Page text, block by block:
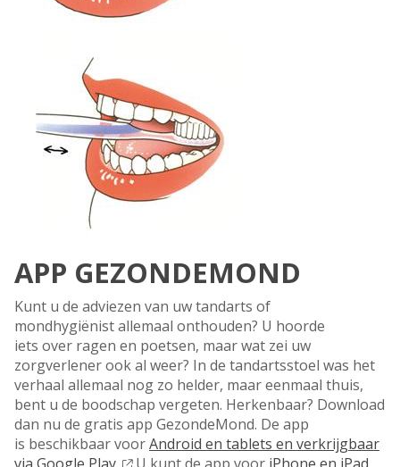
APP GEZONDEMOND
Kunt u de adviezen van uw tandarts of
mondhygiënist allemaal onthouden? U hoorde
iets over ragen en poetsen, maar wat zei uw
zorgverlener ook al weer? In de tandartsstoel was het
verhaal allemaal nog zo helder, maar eenmaal thuis,
bent u de boodschap vergeten. Herkenbaar? Download
dan nu de gratis app GezondeMond. De app
is beschikbaar voorAndroid en tablets en verkrijgbaar